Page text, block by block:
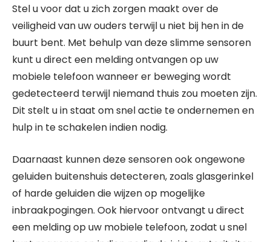
Stel u voor dat u zich zorgen maakt over de
veiligheid van uw ouders terwijl u niet bij hen in de
buurt bent. Met behulp van deze slimme sensoren
kunt u direct een melding ontvangen op uw
mobiele telefoon wanneer er beweging wordt
gedetecteerd terwijl niemand thuis zou moeten zijn.
Dit stelt u in staat om snel actie te ondernemen en
hulp in te schakelen indien nodig.
Daarnaast kunnen deze sensoren ook ongewone
geluiden buitenshuis detecteren, zoals glasgerinkel
of harde geluiden die wijzen op mogelijke
inbraakpogingen. Ook hiervoor ontvangt u direct
een melding op uw mobiele telefoon, zodat u snel